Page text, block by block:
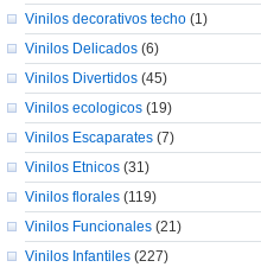
Vinilos decorativos techo (1)
Vinilos Delicados (6)
Vinilos Divertidos (45)
Vinilos ecologicos (19)
Vinilos Escaparates (7)
Vinilos Etnicos (31)
Vinilos florales (119)
Vinilos Funcionales (21)
Vinilos Infantiles (227)